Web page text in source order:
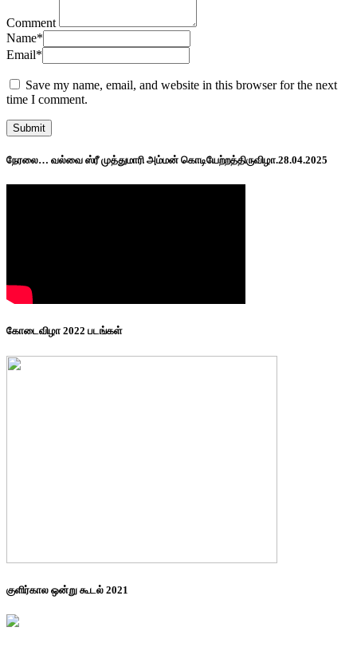
Comment
Name*
Email*
Save my name, email, and website in this browser for the next
time I comment.
நேரலை… வல்வை ஸ்ரீ முத்துமாரி அம்மன் கொடியேற்றத்திருவிழா.28.04.2025
கோடைவிழா 2022 படங்கள்
குளிர்கால ஒன்று கூடல் 2021